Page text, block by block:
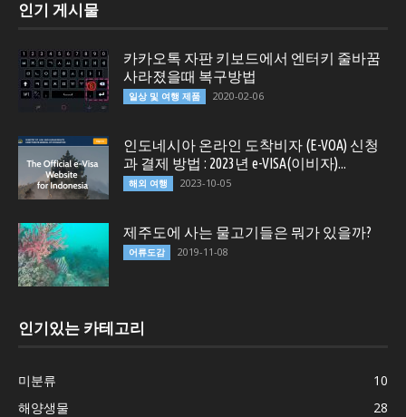
인기 게시물
카카오톡 자판 키보드에서 엔터키 줄바꿈
사라졌을때 복구방법
일상 및 여행 제품 2020-02-06
인도네시아 온라인 도착비자 (E-VOA) 신청
과 결제 방법 : 2023년 e-VISA(이비자)...
해외 여행 2023-10-05
제주도에 사는 물고기들은 뭐가 있을까?
어류도감 2019-11-08
인기있는 카테고리
미분류
10
해양생물
28